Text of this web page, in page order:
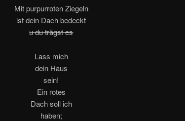
Mit purpurroten Ziegeln
ist dein Dach bedeckt
u du trägst es
Lass mich
dein Haus
sein!
Ein rotes
Dach soll ich
haben;